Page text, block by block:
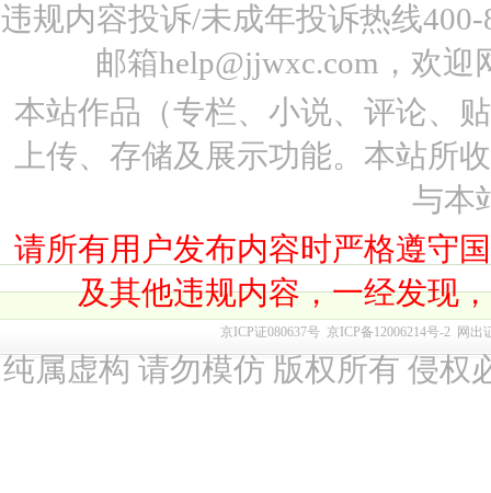
违规内容投诉/未成年投诉热线
邮箱help@jjwxc.com，欢
本站作品（专栏、小说、评论、
上传、存储及展示功能。本站所
与本
请所有用户发布内容时严格遵守
及其他违规内容，一经发现
京ICP证080637号 京ICP备12006214号-2 网出
纯属虚构 请勿模仿 版权所有 侵权